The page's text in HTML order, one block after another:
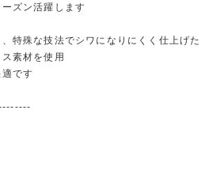
ズン活躍します
特殊な技法でシワになりにくく仕上げた
素材を使用
です